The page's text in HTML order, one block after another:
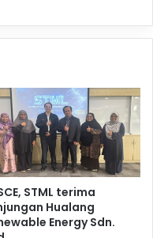
STML terima
Hualang
Energy Sdn.